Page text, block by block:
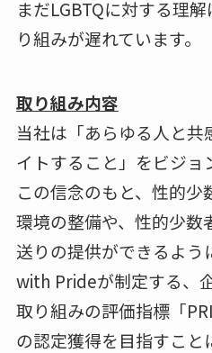
まだLGBTQに対する理
り組みが遅れています。
取り組み内容
当社は「あらゆる人と
イトすること」をビジョ
この信念のもと、性的
環境の整備や、性的少数
送りの提供ができるよ
with Prideが制定する、
取り組みの評価指標「
の認定獲得を目指すこと